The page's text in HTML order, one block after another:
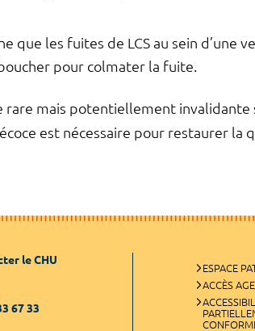
que les fuites de LCS au sein d’une
pour colmater la fuite.
rare mais potentiellement
est nécessaire pour restaurer la
le CHU
67 33
ESPACE
ACCÈS